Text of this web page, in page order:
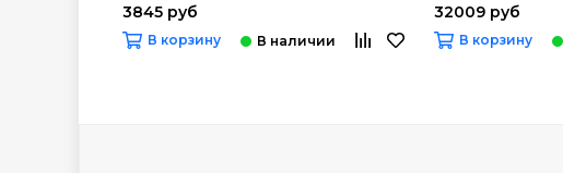
3845 руб
В корзину
32009 руб
В корзину